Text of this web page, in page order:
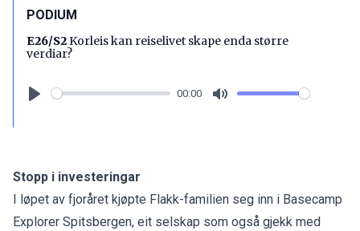
PODIUM
E26/S2Korleis kan reiselivet skape enda større
verdiar?
00:00
Stopp i investeringar
I løpet av fjoråret kjøpte Flakk-familien seg inn i Basecamp
Explorer Spitsbergen, eit selskap som også gjekk med